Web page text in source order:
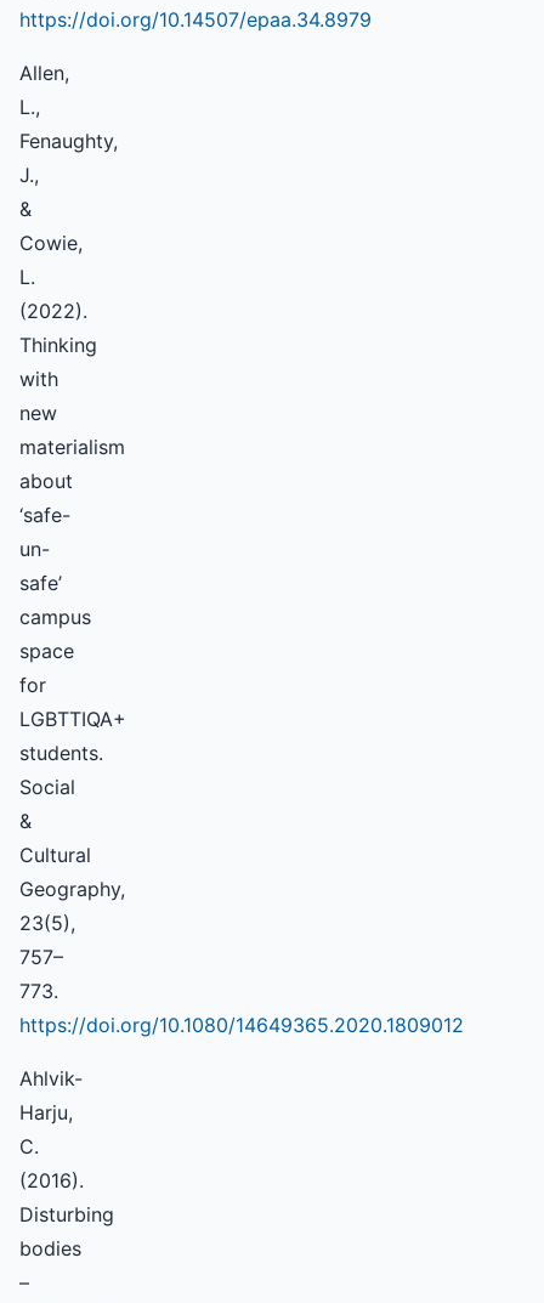
https://doi.org/10.14507/epaa.34.8979
Allen,
L.,
Fenaughty,
J.,
&
Cowie,
L.
(2022).
Thinking
with
new
materialism
about
‘safe-
un-
safe’
campus
space
for
LGBTTIQA+
students.
Social
&
Cultural
Geography,
23(5),
757–
773.
https://doi.org/10.1080/14649365.2020.1809012
Ahlvik-
Harju,
C.
(2016).
Disturbing
bodies
–